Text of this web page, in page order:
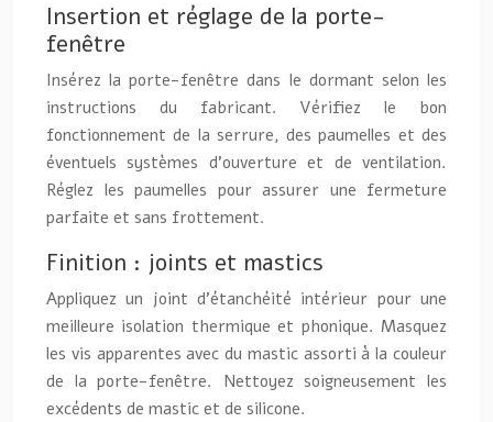
Insertion et réglage de la porte-
fenêtre
Insérez la porte-fenêtre dans le dormant selon les
instructions du fabricant. Vérifiez le bon
fonctionnement de la serrure, des paumelles et des
éventuels systèmes d’ouverture et de ventilation.
Réglez les paumelles pour assurer une fermeture
parfaite et sans frottement.
Finition : joints et mastics
Appliquez un joint d’étanchéité intérieur pour une
meilleure isolation thermique et phonique. Masquez
les vis apparentes avec du mastic assorti à la couleur
de la porte-fenêtre. Nettoyez soigneusement les
excédents de mastic et de silicone.